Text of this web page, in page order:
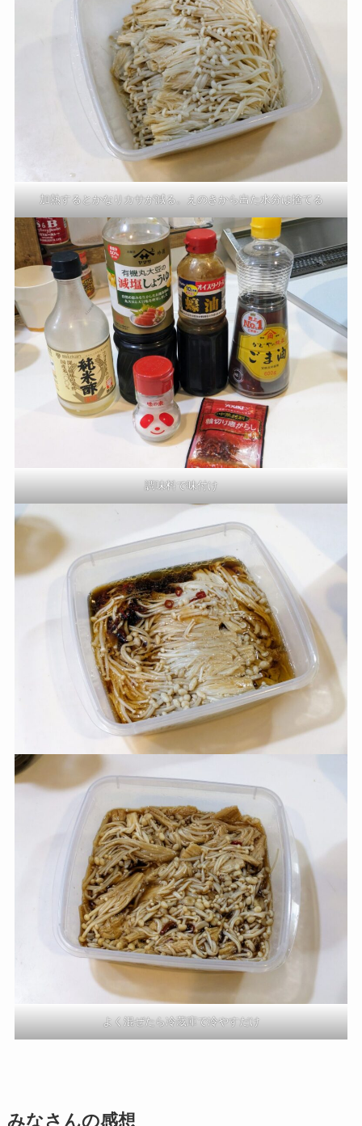
加熱するとかなりカサが減る。えのきから出た水分は捨てる
調味料で味付け
よく混ぜたら冷蔵庫で冷やすだけ
みなさんの感想